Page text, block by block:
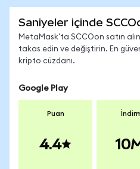
Saniyeler içinde
MetaMask'ta SCCOon satın
takas edin ve değiştirin. En
kripto cüzdanı.
Google Play
Puan
4.4